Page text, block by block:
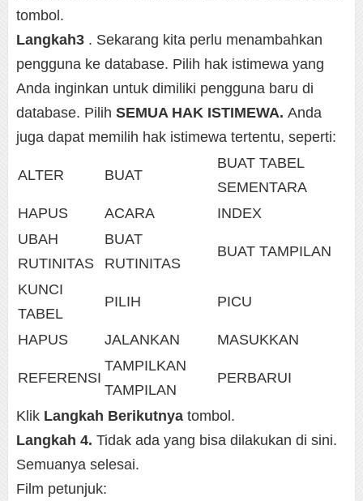
tombol.
Langkah3 . Sekarang kita perlu menambahkan
pengguna ke database. Pilih hak istimewa yang
Anda inginkan untuk dimiliki pengguna baru di
database. Pilih SEMUA HAK ISTIMEWA. Anda
juga dapat memilih hak istimewa tertentu, seperti:
ALTER BUAT
BUAT TABEL
SEMENTARA
HAPUS
ACARA
INDEX
UBAH
RUTINITAS
BUAT
RUTINITAS
BUAT TAMPILAN
KUNCI
TABEL
PILIH PICU
HAPUS JALANKAN MASUKKAN
REFERENSI
TAMPILKAN
TAMPILAN
PERBARUI
Klik Langkah Berikutnya tombol.
Langkah 4. Tidak ada yang bisa dilakukan di sini.
Semuanya selesai.
Film petunjuk: